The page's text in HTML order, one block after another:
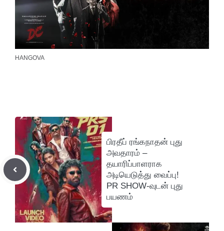
HANGOVA
பிரதீப் ரங்கநாதன் புது
அவதாரம் –
தயாரிப்பாளராக
அடியெடுத்து வைப்பு!
PR SHOW-வுடன் புது
பயணம்